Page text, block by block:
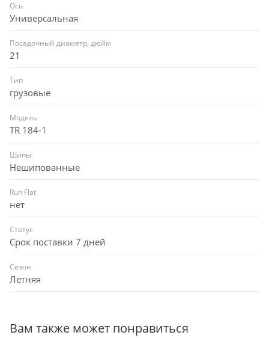
Ось
Универсальная
Посадочный диаметр, дюйм
21
Тип
грузовые
Модель
TR 184-1
Шипы
Нешипованные
Run Flat
нет
Статус
Срок поставки 7 дней
Сезон
Летняя
Вам также может понравиться